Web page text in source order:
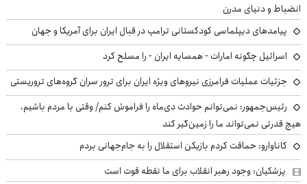
انضباط و دنیای مدرن
پیامدهای دیپلماسی کودکستانی ترامپ در قبال ایران برای آمریکا و جهان
اسرائیل چگونه امارات - همسایه ایران - را مسلح کرد
جزئیات عملیات فرامرزی نیروهای ویژه ایران برای ترور سران گروه‌های تروریستی
رئیس‌جمهور: نمی‌توانم حوادث دی‌ماه را فراموش کنم/ وقتی با مردم باشیم،
هیچ قدرتی نمی‌تواند ما را زمین‌گیر کند
کاناوارو: حماقت کردم بازیکن استقلال را به جام‌جهانی بردم
پزشکیان: وجود رهبر انقلاب برای ما نقطه قوت است